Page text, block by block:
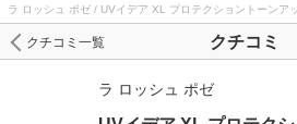
ラ ロッシュ ポゼ / UVイデア XL プロテクショントーンア
クチコミ
クチコミ一覧
ラ ロッシュ ポゼ